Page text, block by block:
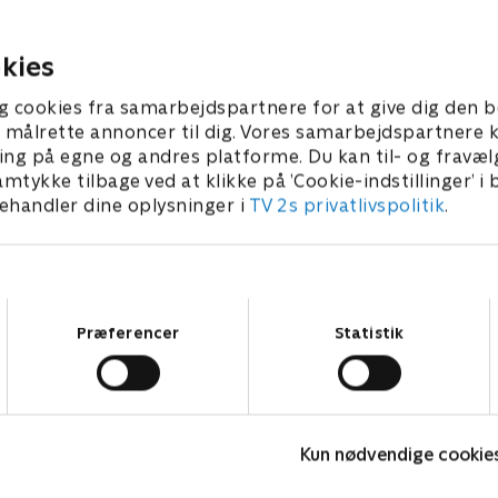
cookies fra samarbejdspartnere for at give dig den
annoncer til dig. Vores samarbejdspartnere
på egne og andres platforme. Du kan til- og
tilbage ved at klikke på ’Cookie-indstillinger’ i
dine oplysninger i TV 2s privatlivspolitik.
Præferencer Statistik
Kun nødvendige
han ikke sovet ordentligt, så
igen - denne gang
Jacob Haugaard.
er Annette Heick og
2016 • 29 min
Hvem vil være millionær? Classic